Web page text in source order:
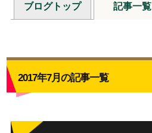
ブログトップ 記事一覧
2017年7月の記事一覧